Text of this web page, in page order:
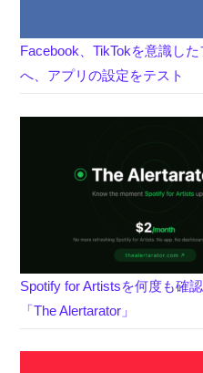
Facebook、TikTokを意識し
へ、アプリの設定をテスト
Spotify for Artistsを何度も確
「The Alertarator」